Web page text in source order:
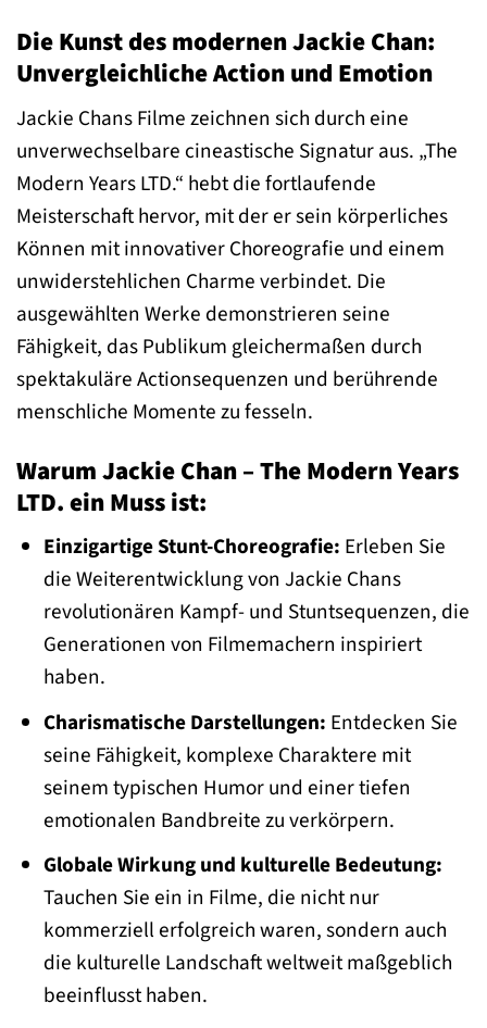
Die Kunst des modernen Jackie Chan:
Unvergleichliche Action und Emotion
Jackie Chans Filme zeichnen sich durch eine
unverwechselbare cineastische Signatur aus. „The
Modern Years LTD.“ hebt die fortlaufende
Meisterschaft hervor, mit der er sein körperliches
Können mit innovativer Choreografie und einem
unwiderstehlichen Charme verbindet. Die
ausgewählten Werke demonstrieren seine
Fähigkeit, das Publikum gleichermaßen durch
spektakuläre Actionsequenzen und berührende
menschliche Momente zu fesseln.
Warum Jackie Chan – The Modern Years
LTD. ein Muss ist:
Einzigartige Stunt-Choreografie: Erleben Sie
die Weiterentwicklung von Jackie Chans
revolutionären Kampf- und Stuntsequenzen, die
Generationen von Filmemachern inspiriert
haben.
Charismatische Darstellungen: Entdecken Sie
seine Fähigkeit, komplexe Charaktere mit
seinem typischen Humor und einer tiefen
emotionalen Bandbreite zu verkörpern.
Globale Wirkung und kulturelle Bedeutung:
Tauchen Sie ein in Filme, die nicht nur
kommerziell erfolgreich waren, sondern auch
die kulturelle Landschaft weltweit maßgeblich
beeinflusst haben.